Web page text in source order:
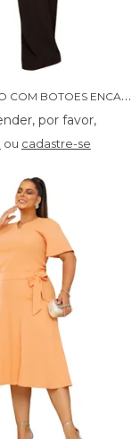
C
ONJUNTO COM BOTOES ENCAPADOS NA BLUSA E CALCA - 04625
ou cadastre-se